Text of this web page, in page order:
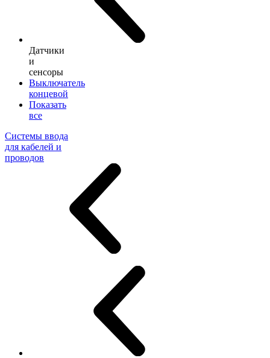
Датчики
и
сенсоры
Выключатель
концевой
Показать
все
Системы ввода
для кабелей и
проводов